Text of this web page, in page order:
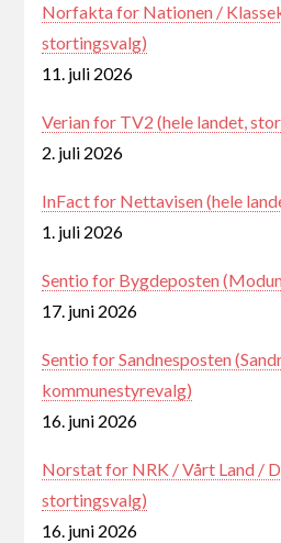
Norfakta for Nationen /
stortingsvalg)
11. juli 2026
Verian for TV2 (hele landet,
2. juli 2026
InFact for Nettavisen (hele
1. juli 2026
Sentio for Bygdeposten
17. juni 2026
Sentio for Sandnesposten
kommunestyrevalg)
16. juni 2026
Norstat for NRK / Vårt Land /
stortingsvalg)
16. juni 2026